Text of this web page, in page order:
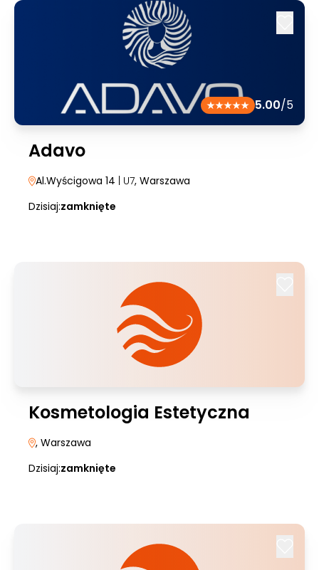
5.00/5
Adavo
Al.Wyścigowa 14 | U7, Warszawa
Dzisiaj:zamknięte
Kosmetologia Estetyczna
, Warszawa
Dzisiaj:zamknięte